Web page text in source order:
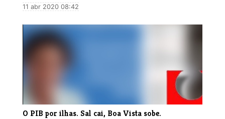
11 abr 2020 08:42
O PIB por ilhas. Sal cai, Boa Vista sobe.